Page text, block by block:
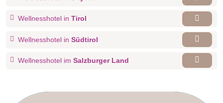
Wellnesshotel in Tirol
Wellnesshotel in Südtirol
Wellnesshotel im Salzburger Land